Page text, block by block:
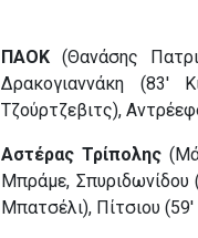
ΠΑΟΚ (Θανάσης
Δρακογιαννάκη (83′
Τζούρτζεβιτς),
Αστέρας Τρίπολης
Μπράμε, Σπυριδωνίδου
Μπατσέλι), Πίτσιου